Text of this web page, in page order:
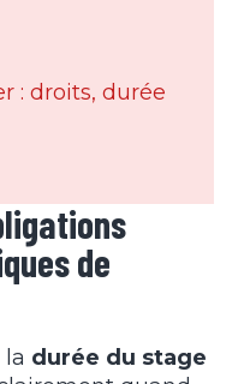
: droits, durée
de
durée du stage